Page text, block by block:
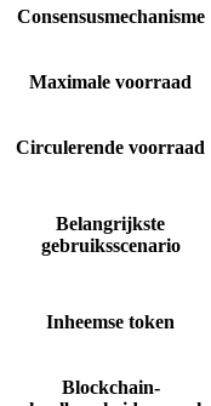
Consensusmechanisme
Maximale voorraad
Circulerende voorraad
Belangrijkste
gebruiksscenario
Inheemse token
Blockchain-